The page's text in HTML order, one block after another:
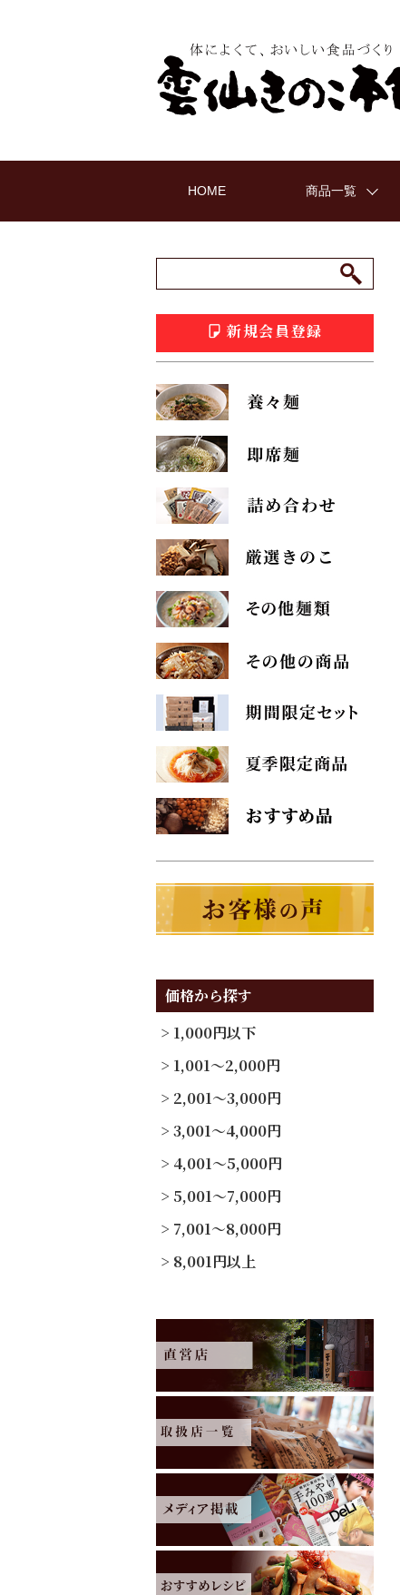
HOME 商品一覧
新規会員登録
価格から探す
1,000円以下
1,001～2,000円
2,001～3,000円
3,001～4,000円
4,001～5,000円
5,001～7,000円
7,001～8,000円
8,001円以上